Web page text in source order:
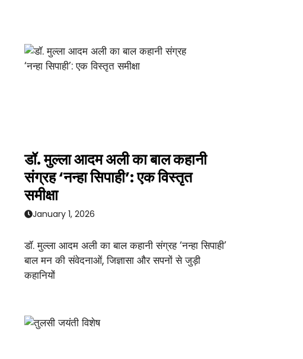
डॉ. मुल्ला आदम अली का बाल कहानी
संग्रह ‘नन्हा सिपाही’: एक विस्तृत
समीक्षा
January 1, 2026
डॉ. मुल्ला आदम अली का बाल कहानी संग्रह ‘नन्हा सिपाही’
बाल मन की संवेदनाओं, जिज्ञासा और सपनों से जुड़ी
कहानियों